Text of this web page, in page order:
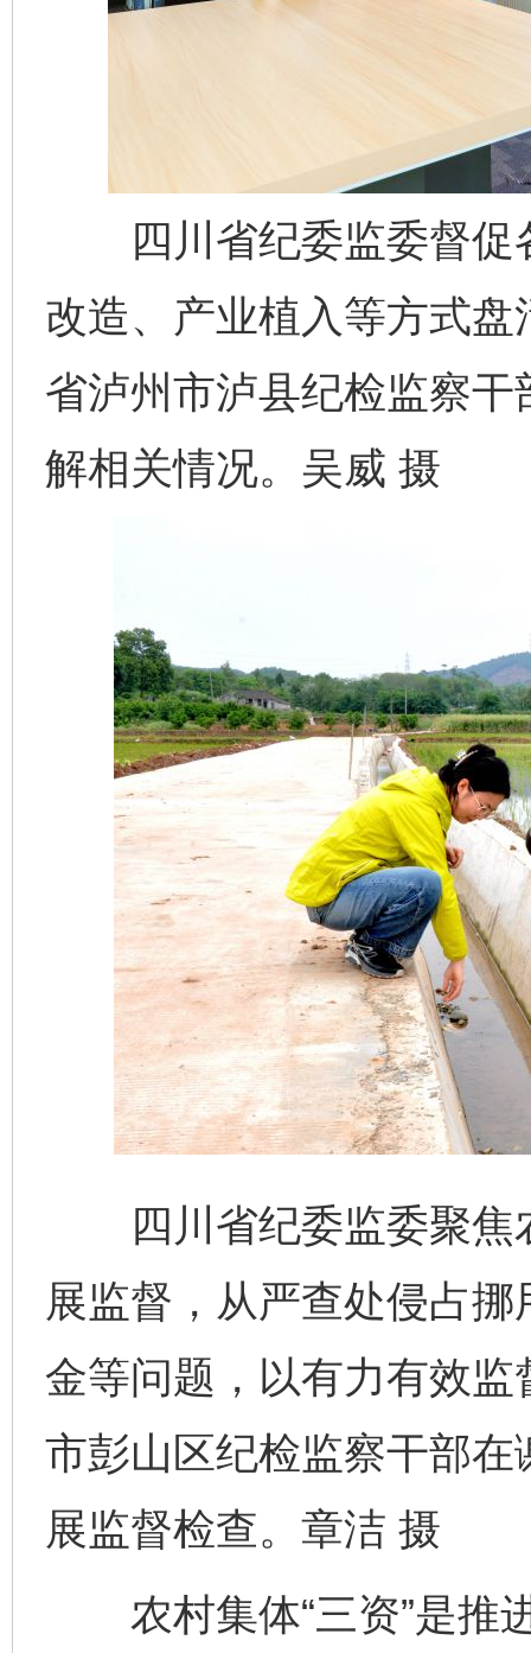
四川省纪委监委督促
改造、产业植入等方式
省泸州市泸县纪检监察
解相关情况。吴威 摄
四川省纪委监委聚焦
展监督，从严查处侵占
金等问题，以有力有效
市彭山区纪检监察干部
展监督检查。章洁 摄
农村集体“三资”是推